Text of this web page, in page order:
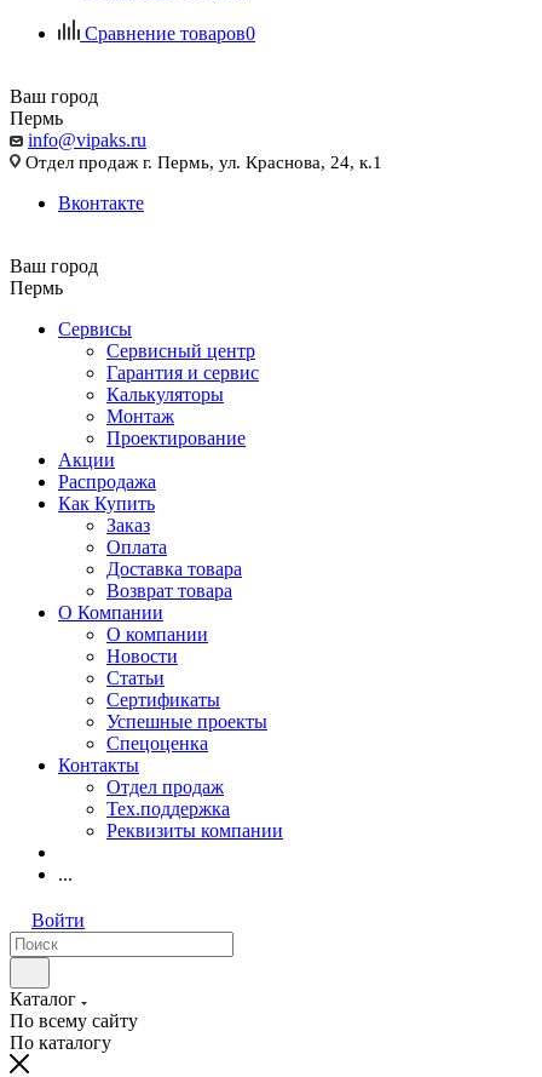
Сравнение товаров0
Ваш город
Пермь
info@vipaks.ru
Отдел продаж г. Пермь, ул. Краснова, 24, к.1
Вконтакте
Ваш город
Пермь
Сервисы
Сервисный центр
Гарантия и сервис
Калькуляторы
Монтаж
Проектирование
Акции
Распродажа
Как Купить
Заказ
Оплата
Доставка товара
Возврат товара
О Компании
О компании
Новости
Статьи
Сертификаты
Успешные проекты
Спецоценка
Контакты
Отдел продаж
Тех.поддержка
Реквизиты компании
...
Войти
Каталог
По всему сайту
По каталогу